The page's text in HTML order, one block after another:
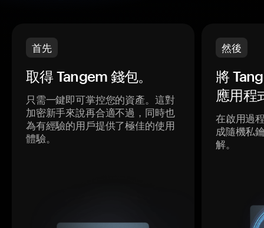
首先
取得 Tangem 錢包。
只需一鍵即可掌控您的資產。這對
加密新手來說再合適不過，同時也
為有經驗的用戶提供了極佳的使用
體驗。
然後
將
應用程
在啟用過
成隨機私
解。